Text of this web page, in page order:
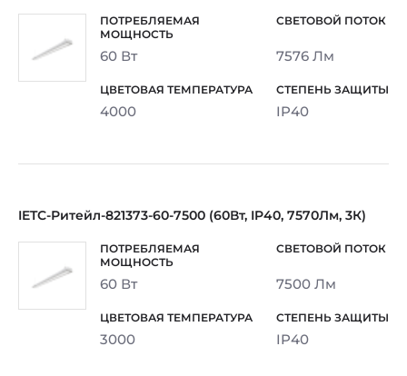
60 Вт 7576 Лм
4000 IP40
IETC-Ритейл-821373-60-7500 (60Вт, IP40, 7570Лм, 3К)
60 Вт 7500 Лм
3000 IP40